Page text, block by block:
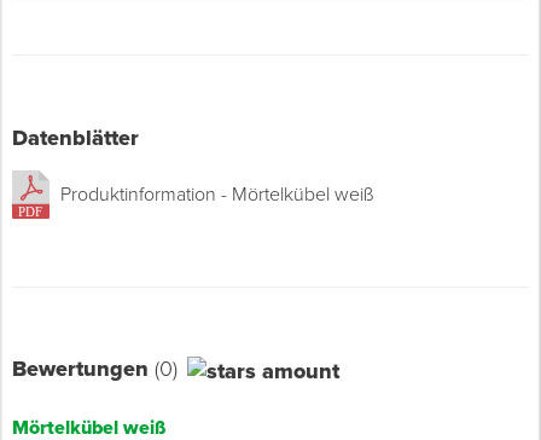
Datenblätter
Produktinformation - Mörtelkübel weiß
Bewertungen (0)
Mörtelkübel weiß